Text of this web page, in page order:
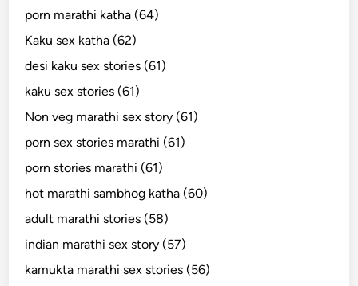
porn marathi katha (64)
Kaku sex katha (62)
desi kaku sex stories (61)
kaku sex stories (61)
Non veg marathi sex story (61)
porn sex stories marathi (61)
porn stories marathi (61)
hot marathi sambhog katha (60)
adult marathi stories (58)
indian marathi sex story (57)
kamukta marathi sex stories (56)